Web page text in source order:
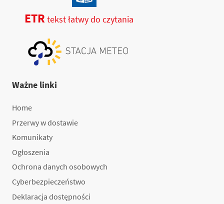
ETR tekst łatwy do czytania
Ważne linki
Home
Przerwy w dostawie
Komunikaty
Ogłoszenia
Ochrona danych osobowych
Cyberbezpieczeństwo
Deklaracja dostępności